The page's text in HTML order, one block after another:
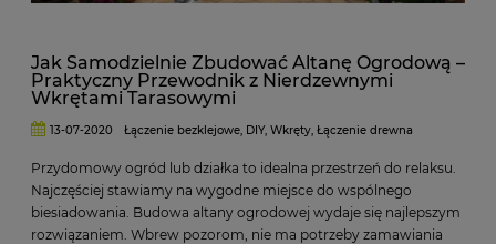
Jak Samodzielnie Zbudować Altanę Ogrodową –
Praktyczny Przewodnik z Nierdzewnymi
Wkrętami Tarasowymi
13-07-2020 Łączenie bezklejowe, DIY,Wkręty,Łączenie drewna
Przydomowy ogród lub działka to idealna przestrzeń do relaksu.
Najczęściej stawiamy na wygodne miejsce do wspólnego
biesiadowania. Budowa altany ogrodowej wydaje się najlepszym
rozwiązaniem. Wbrew pozorom, nie ma potrzeby zamawiania